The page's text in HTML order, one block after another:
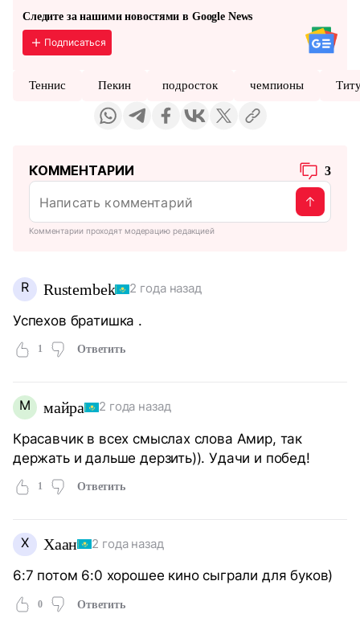
Следите за нашими новостями в Google News
Подписаться
Теннис Пекин подросток чемпионы
КОММЕНТАРИИ 3
Комментарии проходят модерацию редакцией
R Rustembek 2 года назад
Успехов братишка .
1 Ответить
М майра 2 года назад
Красавчик в всех смыслах слова Амир, так
держать и дальше дерзить)). Удачи и побед!
1 Ответить
Х Хаан 2 года назад
6:7 потом 6:0 хорошее кино сыграли для буков)
0 Ответить